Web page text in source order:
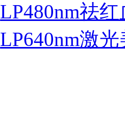
LP480nm祛
LP640nm激